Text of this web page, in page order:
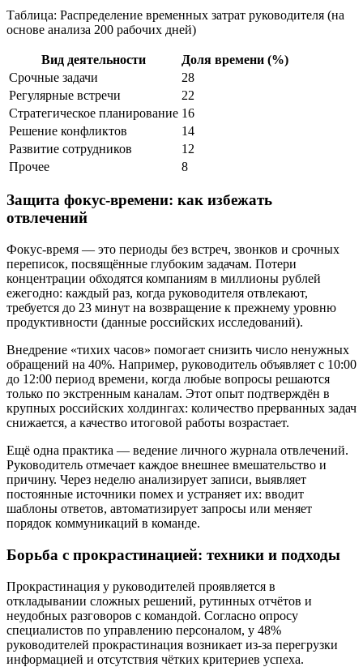
Таблица: Распределение временных затрат руководителя (на
основе анализа 200 рабочих дней)
Вид деятельности
Доля времени (%)
Срочные задачи
28
Регулярные встречи
22
Стратегическое планирование 16
Решение конфликтов
14
Развитие сотрудников
12
Прочее
8
Защита фокус-времени: как избежать
отвлечений
Фокус-время — это периоды без встреч, звонков и срочных
переписок, посвящённые глубоким задачам. Потери
концентрации обходятся компаниям в миллионы рублей
ежегодно: каждый раз, когда руководителя отвлекают,
требуется до 23 минут на возвращение к прежнему уровню
продуктивности (данные российских исследований).
Внедрение «тихих часов» помогает снизить число ненужных
обращений на 40%. Например, руководитель объявляет с 10:00
до 12:00 период времени, когда любые вопросы решаются
только по экстренным каналам. Этот опыт подтверждён в
крупных российских холдингах: количество прерванных задач
снижается, а качество итоговой работы возрастает.
Ещё одна практика — ведение личного журнала отвлечений.
Руководитель отмечает каждое внешнее вмешательство и
причину. Через неделю анализирует записи, выявляет
постоянные источники помех и устраняет их: вводит
шаблоны ответов, автоматизирует запросы или меняет
порядок коммуникаций в команде.
Борьба с прокрастинацией: техники и подходы
Прокрастинация у руководителей проявляется в
откладывании сложных решений, рутинных отчётов и
неудобных разговоров с командой. Согласно опросу
специалистов по управлению персоналом, у 48%
руководителей прокрастинация возникает из-за перегрузки
информацией и отсутствия чётких критериев успеха.